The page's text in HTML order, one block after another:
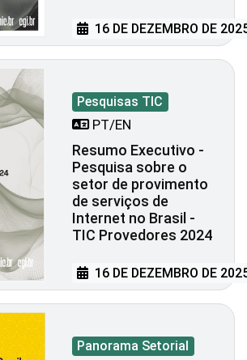
16 DE DEZEMBRO DE
Pesquisas TIC
PT/EN
Resumo Executivo -
Pesquisa sobre o
setor de provimento
de serviços de
Internet no Brasil -
TIC Provedores 2024
16 DE DEZEMBRO DE
Panorama Setorial